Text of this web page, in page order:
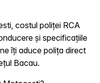
costul poliței RCA
și specificațiile
îți aduce polița direct
Bacau.